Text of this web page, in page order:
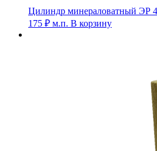
Цилиндр минераловатный ЭР
175 ₽ м.п. В корзину